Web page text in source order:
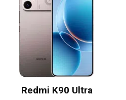
Redmi K90 Ultra